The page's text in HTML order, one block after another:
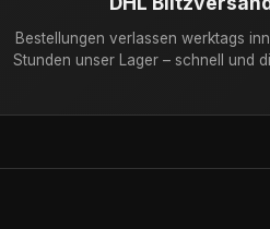
Bestellungen verlassen werktags
Stunden unser Lager – schnell und